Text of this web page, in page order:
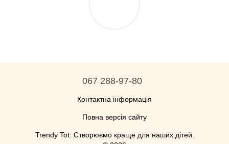
067 288-97-80
Контактна інформація
Повна версія сайту
Trendy Tot: Створюємо краще для наших дітей.